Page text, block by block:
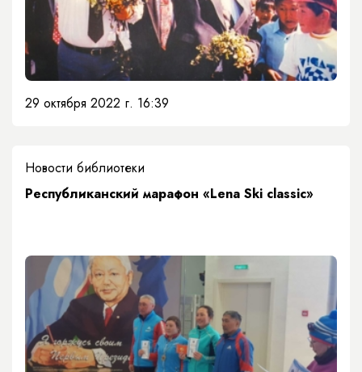
29 октября 2022 г. 16:39
Новости библиотеки
​Республиканский марафон «Lena Ski classic»